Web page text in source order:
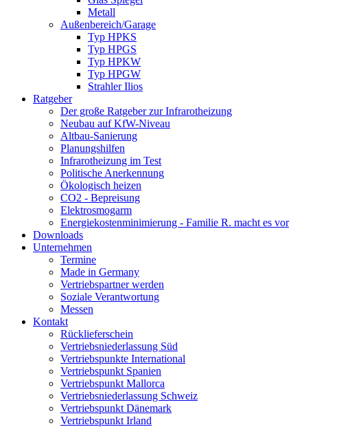
Metall
Außenbereich/Garage
Typ HPKS
Typ HPGS
Typ HPKW
Typ HPGW
Strahler Ilios
Ratgeber
Der große Ratgeber zur Infrarotheizung
Neubau auf KfW-Niveau
Altbau-Sanierung
Planungshilfen
Infrarotheizung im Test
Politische Anerkennung
Ökologisch heizen
CO2 - Bepreisung
Elektrosmogarm
Energiekostenminimierung - Familie R. macht es vor
Downloads
Unternehmen
Termine
Made in Germany
Vertriebspartner werden
Soziale Verantwortung
Messen
Kontakt
Rücklieferschein
Vertriebsniederlassung Süd
Vertriebspunkte International
Vertriebspunkt Spanien
Vertriebspunkt Mallorca
Vertriebsniederlassung Schweiz
Vertriebspunkt Dänemark
Vertriebspunkt Irland